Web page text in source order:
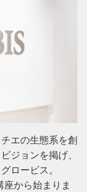
エの生態系を創
ジョンを掲げ、
ロービス。
から始まりま